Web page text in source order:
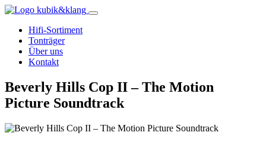
Hifi-Sortiment
Tonträger
Über uns
Kontakt
Beverly Hills Cop II – The Motion
Picture Soundtrack